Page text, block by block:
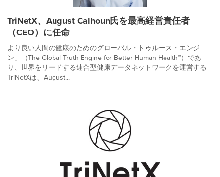
TriNetX、August Calhoun氏を最高経営責任者
（CEO）に任命
より良い人間の健康のためのグローバル・トゥルース・エンジ
ン」（The Global Truth Engine for Better Human Health™）であ
り、世界をリードする連合型健康データネットワークを運営する
TriNetXは、August...